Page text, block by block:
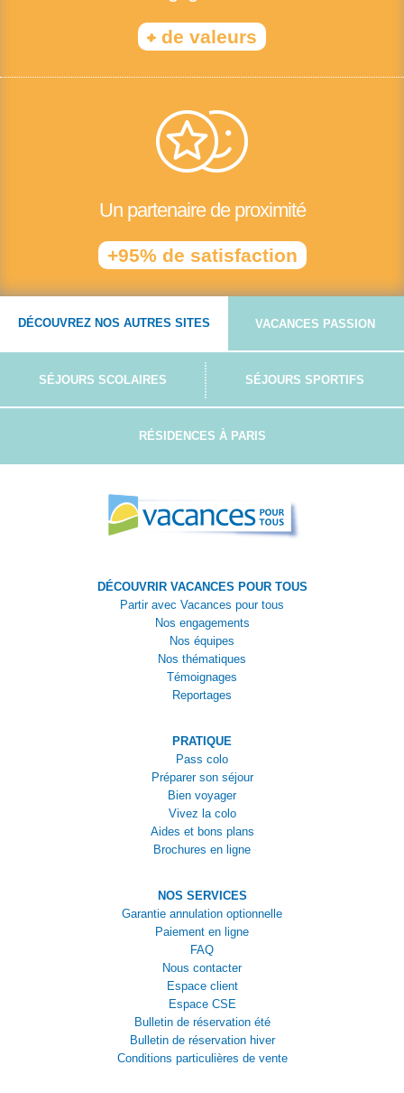
+ de valeurs
Un partenaire de proximité
+95% de satisfaction
DÉCOUVREZ NOS AUTRES SITES VACANCES PASSION
SÉJOURS SCOLAIRES SÉJOURS SPORTIFS
RÉSIDENCES À PARIS
DÉCOUVRIR VACANCES POUR TOUS
Partir avec Vacances pour tous
Nos engagements
Nos équipes
Nos thématiques
Témoignages
Reportages
PRATIQUE
Pass colo
Préparer son séjour
Bien voyager
Vivez la colo
Aides et bons plans
Brochures en ligne
NOS SERVICES
Garantie annulation optionnelle
Paiement en ligne
FAQ
Nous contacter
Espace client
Espace CSE
Bulletin de réservation été
Bulletin de réservation hiver
Conditions particulières de vente